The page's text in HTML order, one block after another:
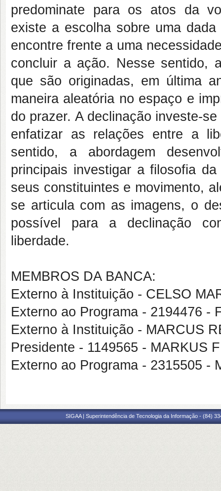
predominate para os atos da
existe a escolha sobre uma
encontre frente a uma
concluir a ação. Nesse sentido,
que são originadas, em última
maneira aleatória no espaço e
do prazer. A declinação investe-
enfatizar as relações entre a
sentido, a abordagem
principais investigar a filosofia
seus constituintes e movimento,
se articula com as imagens, o
possível para a declinação
liberdade.
MEMBROS DA BANCA:
Externo à Instituição - CELSO
Externo ao Programa - 2194476 -
Externo à Instituição - MARCUS
Presidente - 1149565 - MARKUS
Externo ao Programa - 2315505 -
SIGAA | Superintendência de Tecnologia da Informação - (84)